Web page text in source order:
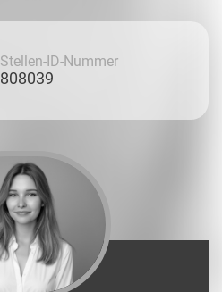
Stellen-ID-Nummer
808039